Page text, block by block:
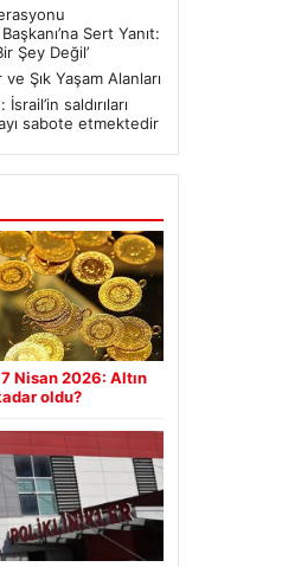
Sert Yanıt:
Şey Değil’
Şık Yaşam Alanları
saldırıları
sabote etmektedir
Nisan 2026: Altın
oldu?